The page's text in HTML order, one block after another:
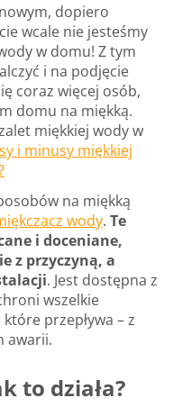
dopiero
wcale nie jesteśmy
w domu! Z tym
i na podjęcie
coraz więcej osób,
domu na miękką.
miękkiej wody w
i minusy miękkiej
na miękką
wody. Te
i doceniane,
z przyczyną, a
. Jest dostępna z
wszelkie
przepływa – z
awarii.
to działa?